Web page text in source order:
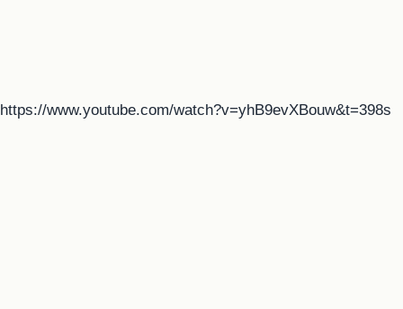
https://www.youtube.com/watch?v=yhB9evXBouw&t=398s